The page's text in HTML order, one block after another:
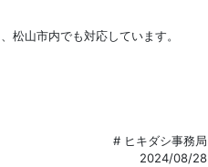
松山市内でも対応しています。
# ヒキダシ事務局
2024/08/28